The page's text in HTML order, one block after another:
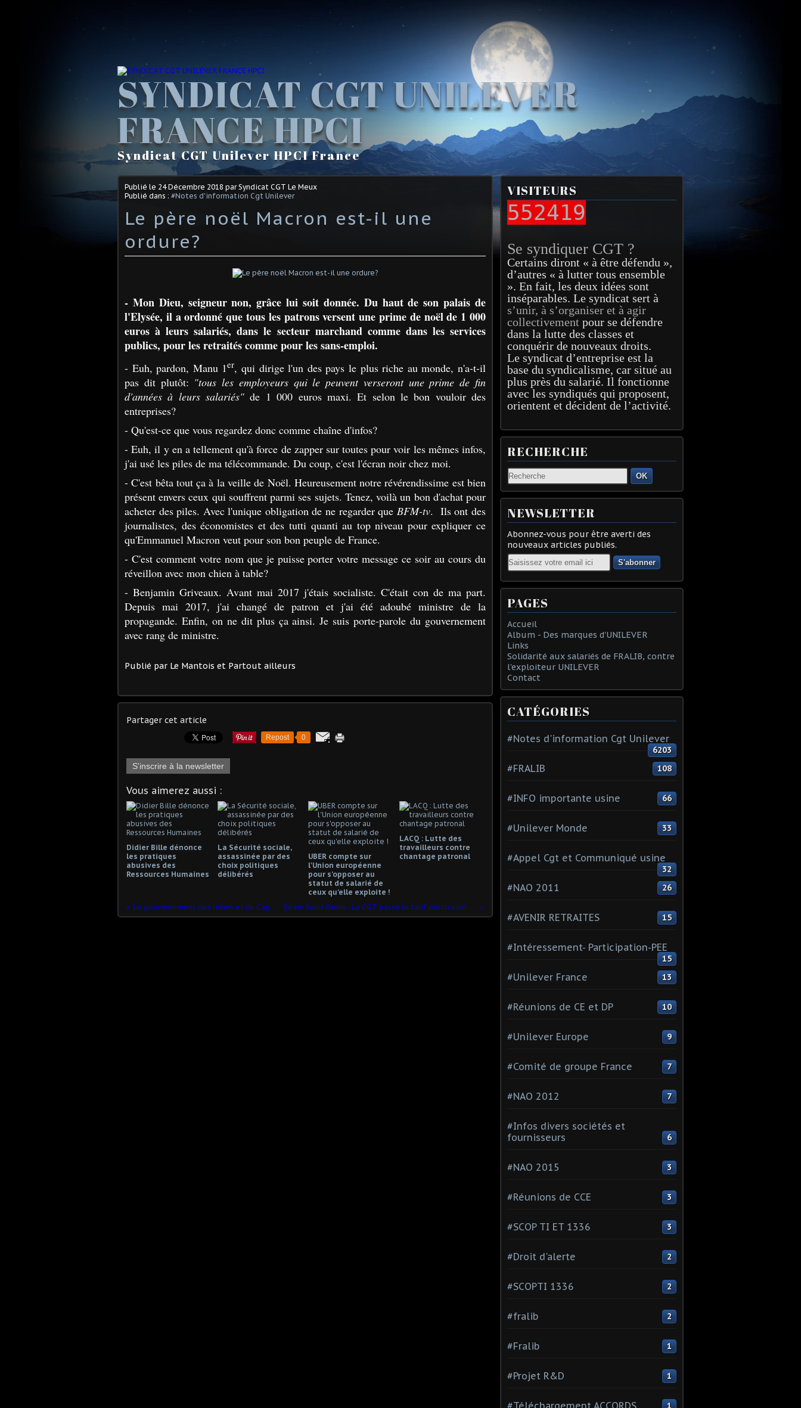
SYNDICAT CGT UNILEVER
FRANCE HPCI
Syndicat CGT Unilever HPCI France
Publié le 24 Décembre 2018 par Syndicat CGT Le Meux
Publié dans : #Notes d'information Cgt Unilever
Le père noël Macron est-il une
ordure?
- Mon Dieu, seigneur non, grâce lui soit donnée. Du haut de son palais de
l'Elysée, il a ordonné que tous les patrons versent une prime de noël de 1 000
euros à leurs salariés, dans le secteur marchand comme dans les services
publics, pour les retraités comme pour les sans-emploi.
- Euh, pardon, Manu 1er, qui dirige l'un des pays le plus riche au monde, n'a-t-il
pas dit plutôt: "tous les employeurs qui le peuvent verseront une prime de fin
d'années à leurs salariés" de 1 000 euros maxi. Et selon le bon vouloir des
entreprises?
- Qu'est-ce que vous regardez donc comme chaîne d'infos?
- Euh, il y en a tellement qu'à force de zapper sur toutes pour voir les mêmes infos,
j'ai usé les piles de ma télécommande. Du coup, c'est l'écran noir chez moi.
- C'est bêta tout ça à la veille de Noël. Heureusement notre révérendissime est bien
présent envers ceux qui souffrent parmi ses sujets. Tenez, voilà un bon d'achat pour
acheter des piles. Avec l'unique obligation de ne regarder que BFM-tv. Ils ont des
journalistes, des économistes et des tutti quanti au top niveau pour expliquer ce
qu'Emmanuel Macron veut pour son bon peuple de France.
- C'est comment votre nom que je puisse porter votre message ce soir au cours du
réveillon avec mon chien à table?
- Benjamin Griveaux. Avant mai 2017 j'étais socialiste. C'était con de ma part.
Depuis mai 2017, j'ai changé de patron et j'ai été adoubé ministre de la
propagande. Enfin, on ne dit plus ça ainsi. Je suis porte-parole du gouvernement
avec rang de ministre.
Publié par Le Mantois et Partout ailleurs
Partager cet article
Repost 0
S'inscrire à la newsletter
Vous aimerez aussi :
Didier Bille dénonce
les pratiques
abusives des
Ressources Humaines
La Sécurité sociale,
assassinée par des
choix politiques
délibérés
UBER compte sur
l'Union européenne
pour s'opposer au
statut de salarié de
ceux qu'elle exploite !
LACQ : Lutte des
travailleurs contre
chantage patronal
Le gouvernement des riches et du Capital: les petites lignes SNCF ne fermeront pas Seine Saint Denis : La CGT passe le tarif électricité de 190.000 habitants en heures de nuit pour le 24 décembre !
VISITEURS
552419
Se syndiquer CGT ?
Certains diront « à être défendu »,
d’autres « à lutter tous ensemble
». En fait, les deux idées sont
inséparables. Le syndicat sert à
s’unir, à s’organiser et à agir
collectivement pour se défendre
dans la lutte des classes et
conquérir de nouveaux droits.
Le syndicat d’entreprise est la
base du syndicalisme, car situé au
plus près du salarié. Il fonctionne
avec les syndiqués qui proposent,
orientent et décident de l’activité.
RECHERCHE
OK
NEWSLETTER
Abonnez-vous pour être averti des
nouveaux articles publiés.
Email
PAGES
Accueil
Album - Des marques d'UNILEVER
Links
Solidarité aux salariés de FRALIB, contre
l'exploiteur UNILEVER
Contact
CATÉGORIES
#Notes d'information Cgt Unilever
6203
#FRALIB 108
#INFO importante usine 66
#Unilever Monde 33
#Appel Cgt et Communiqué usine
32
#NAO 2011 26
#AVENIR RETRAITES 15
#Intéressement- Participation-PEE
15
#Unilever France 13
#Réunions de CE et DP 10
#Unilever Europe 9
#Comité de groupe France 7
#NAO 2012 7
#Infos divers sociétés et
fournisseurs
6
#NAO 2015 3
#Réunions de CCE 3
#SCOP TI ET 1336 3
#Droit d'alerte 2
#SCOPTI 1336 2
#fralib 2
#Fralib 1
#Projet R&D 1
#Téléchargement ACCORDS 1